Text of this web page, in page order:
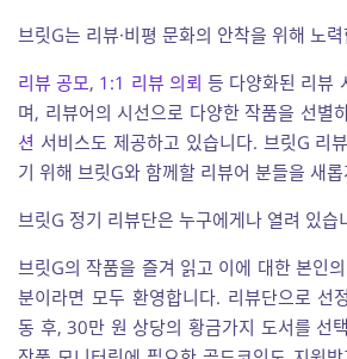
브릿G는 리뷰·비평 문화의 안착을 위해 노
리뷰 공모, 1:1 리뷰 의뢰 등 다양화된 리뷰
며, 리뷰어의 시선으로 다양한 작품을 선별
션 서비스도 제공하고 있습니다. 브릿G 리
기 위해 브릿G와 함께할 리뷰어 분들을 새
브릿G 정기 리뷰단은 누구에게나 열려 있습
브릿G의 작품을 즐겨 읽고 이에 대한 본인
분이라면 모두 환영합니다. 리뷰단으로 선
동 후, 30만 원 상당의 황금가지 도서를 선